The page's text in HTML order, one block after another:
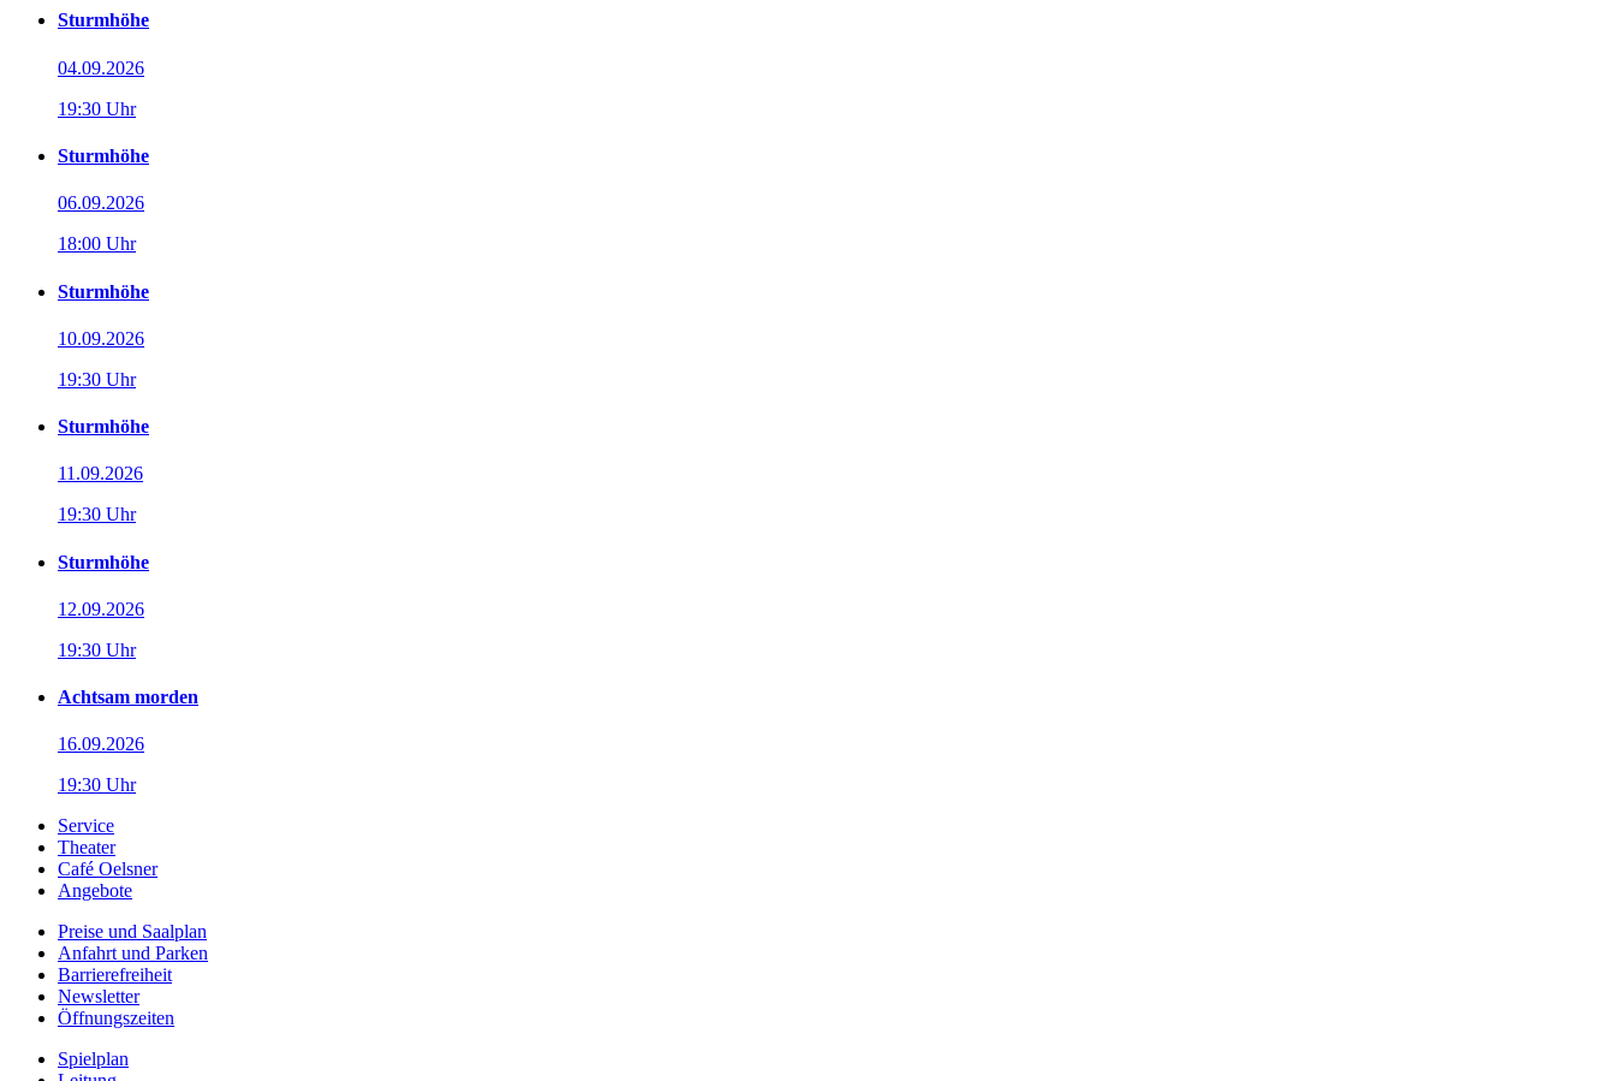
Sturmhöhe
04.09.2026
19:30 Uhr
Sturmhöhe
06.09.2026
18:00 Uhr
Sturmhöhe
10.09.2026
19:30 Uhr
Sturmhöhe
11.09.2026
19:30 Uhr
Sturmhöhe
12.09.2026
19:30 Uhr
Achtsam morden
16.09.2026
19:30 Uhr
Service
Theater
Café Oelsner
Angebote
Preise und Saalplan
Anfahrt und Parken
Barrierefreiheit
Newsletter
Öffnungszeiten
Spielplan